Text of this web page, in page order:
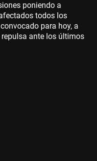
poniendo a
todos los
para hoy, a
ante los últimos